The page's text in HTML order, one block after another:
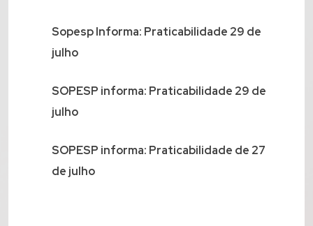
Sopesp Informa: Praticabilidade 29 de
julho
SOPESP informa: Praticabilidade 29 de
julho
SOPESP informa: Praticabilidade de 27
de julho